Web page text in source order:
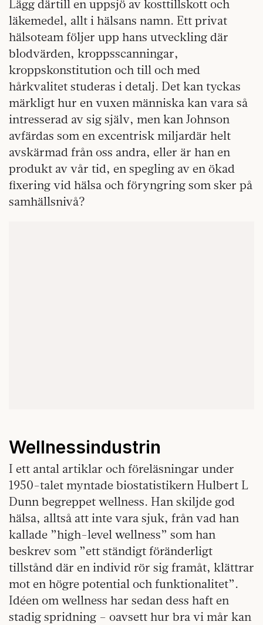
Lägg därtill en uppsjö av kosttillskott och
läkemedel, allt i hälsans namn. Ett privat
hälsoteam följer upp hans utveckling där
blodvärden, kroppsscanningar,
kroppskonstitution och till och med
hårkvalitet studeras i detalj. Det kan tyckas
märkligt hur en vuxen människa kan vara så
intresserad av sig själv, men kan Johnson
avfärdas som en excentrisk miljardär helt
avskärmad från oss andra, eller är han en
produkt av vår tid, en spegling av en ökad
fixering vid hälsa och föryngring som sker på
samhällsnivå?
Wellnessindustrin
I ett antal artiklar och föreläsningar under
1950-talet myntade biostatistikern Hulbert L
Dunn begreppet wellness. Han skiljde god
hälsa, alltså att inte vara sjuk, från vad han
kallade ”high-level wellness” som han
beskrev som ”ett ständigt föränderligt
tillstånd där en individ rör sig framåt, klättrar
mot en högre potential och funktionalitet”.
Idéen om wellness har sedan dess haft en
stadig spridning – oavsett hur bra vi mår kan